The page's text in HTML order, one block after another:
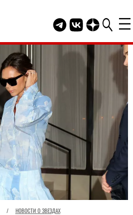
Telegram канал
Группа HELLO
Канал
/ НОВОСТИ О ЗВЕЗДАХ